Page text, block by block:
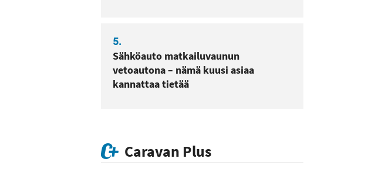
5.
Sähköauto matkailuvaunun
vetoautona – nämä kuusi asiaa
kannattaa tietää
Caravan Plus